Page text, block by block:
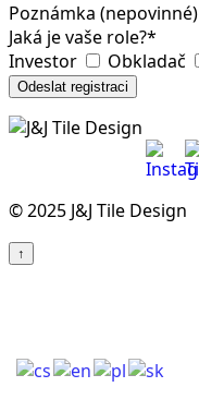
Poznámka (nepovinné)
Jaká je vaše role?*
Investor
Obkladač
Odeslat registraci
© 2025 J&J Tile Design
↑